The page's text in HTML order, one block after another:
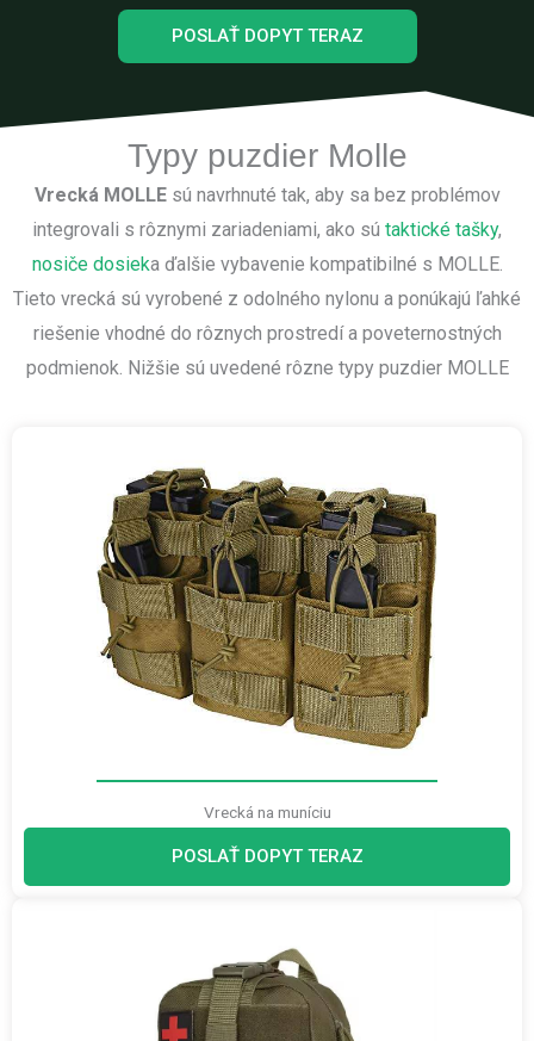
POSLAŤ DOPYT TERAZ
Typy puzdier Molle
Vrecká MOLLEsú navrhnuté tak, aby sa bez problémov
integrovali s rôznymi zariadeniami, ako sú taktické tašky,
nosiče dosieka ďalšie vybavenie kompatibilné s MOLLE.
Tieto vrecká sú vyrobené z odolného nylonu a ponúkajú ľahké
riešenie vhodné do rôznych prostredí a poveternostných
podmienok. Nižšie sú uvedené rôzne typy puzdier MOLLE
Vrecká na muníciu
POSLAŤ DOPYT TERAZ